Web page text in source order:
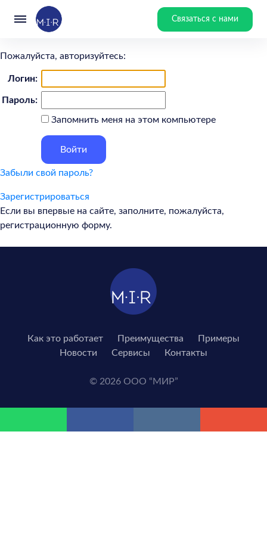
Связаться с нами
Пожалуйста, авторизуйтесь:
Логин:
Пароль:
Запомнить меня на этом компьютере
Забыли свой пароль?
Зарегистрироваться
Если вы впервые на сайте, заполните, пожалуйста,
регистрационную форму.
Как это работает Преимущества
Примеры
Новости
Сервисы Контакты
© 2026 ООО “МИР”